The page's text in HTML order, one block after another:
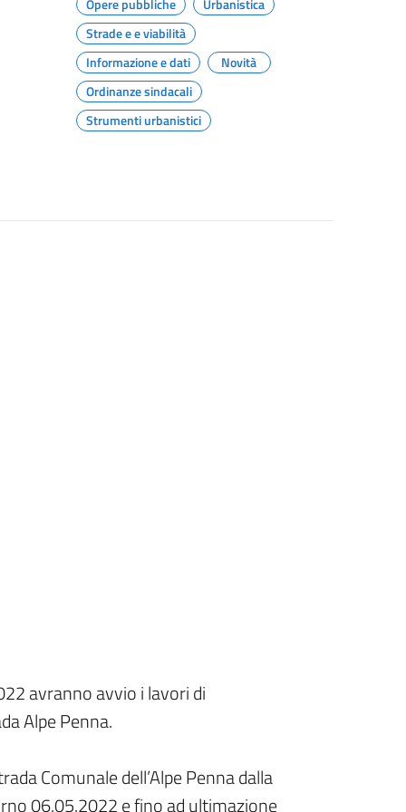
Opere pubbliche
Urbanistica
Strade e e viabilità
Informazione e dati
Novità
Ordinanze sindacali
Strumenti urbanistici
avranno avvio i lavori di
Alpe Penna.
Comunale dell’Alpe Penna dalla
06.05.2022 e fino ad ultimazione